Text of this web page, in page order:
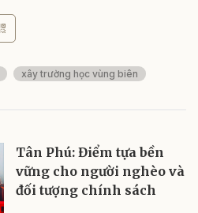
xây trường học vùng biên
Tân Phú: Điểm tựa bền
vững cho người nghèo và
đối tượng chính sách